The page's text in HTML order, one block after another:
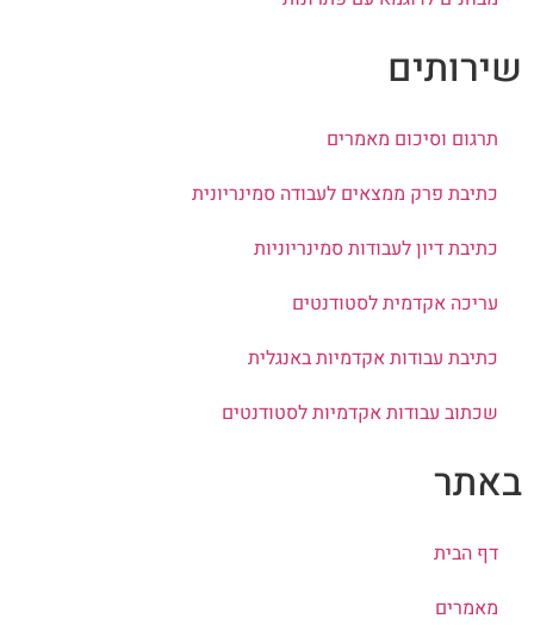
תרגום וסיכום מאמרים
כתיבת פרק ממצאים לעבודה סמינריונית
כתיבת דיון לעבודות סמינריוניות
עריכה אקדמית לסטודנטים
כתיבת עבודות אקדמיות באנגלית
שכתוב עבודות אקדמיות לסטודנטים
דף הבית
מאמרים